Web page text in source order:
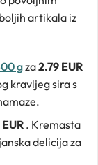
artikala iz
gza2.79 EUR
kravljeg sira s
. Kremasta
delicija za